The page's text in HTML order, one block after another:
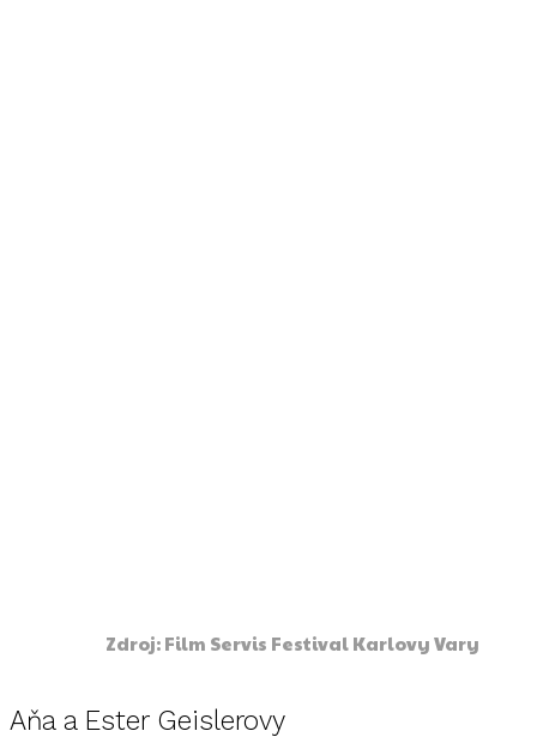
Zdroj: Film Servis Festival Karlovy Vary
Aňa a Ester Geislerovy